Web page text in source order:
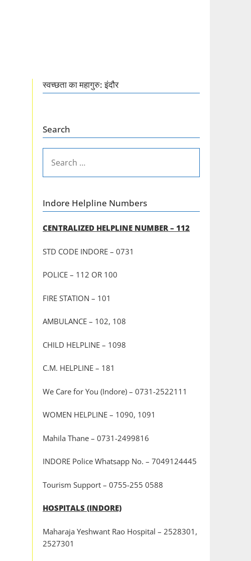
स्वच्छता का महागुरु: इंदौर
Search
FOR:
Indore Helpline Numbers
CENTRALIZED HELPLINE NUMBER – 112
STD CODE INDORE – 0731
POLICE – 112 OR 100
FIRE STATION – 101
AMBULANCE – 102, 108
CHILD HELPLINE – 1098
C.M. HELPLINE – 181
We Care for You (Indore) – 0731-2522111
WOMEN HELPLINE – 1090, 1091
Mahila Thane – 0731-2499816
INDORE Police Whatsapp No. – 7049124445
Tourism Support – 0755-255 0588
HOSPITALS (INDORE)
Maharaja Yeshwant Rao Hospital – 2528301,
2527301